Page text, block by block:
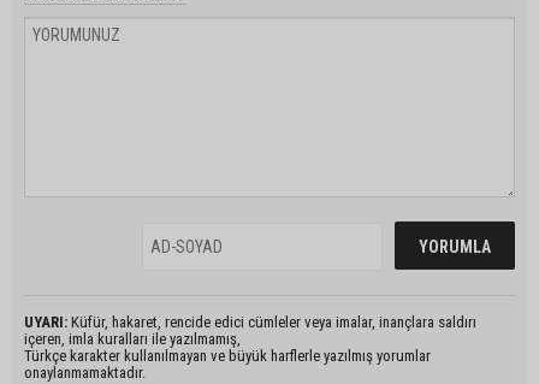
UYARI: Küfür, hakaret, rencide edici cümleler veya imalar, inançlara saldırı
içeren, imla kuralları ile yazılmamış,
Türkçe karakter kullanılmayan ve büyük harflerle yazılmış yorumlar
onaylanmamaktadır.